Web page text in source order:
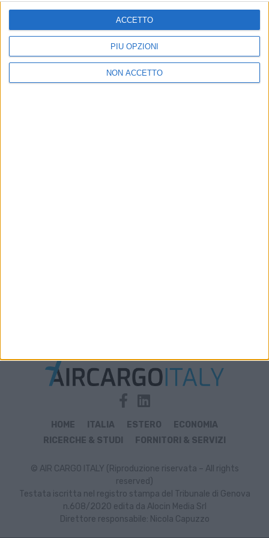
PIÙ OPZIONI
NON ACCETTO
ACCETTO
Dichiaro di aver letto e compreso l'informativa sulla privacy e
di dare il mio consenso alla ricezione di promozioni commerciali
Vedi POLITICA SULLA PRIVACY.
HOME ITALIA ESTERO
ECONOMIA
RICERCHE & STUDI
FORNITORI & SERVIZI
© AIR CARGO ITALY (Riproduzione riservata – All rights
reserved)
Testata iscritta nel registro stampa del Tribunale di Genova
n.608/2020 edita da Alocin Media Srl
Direttore responsabile: Nicola Capuzzo